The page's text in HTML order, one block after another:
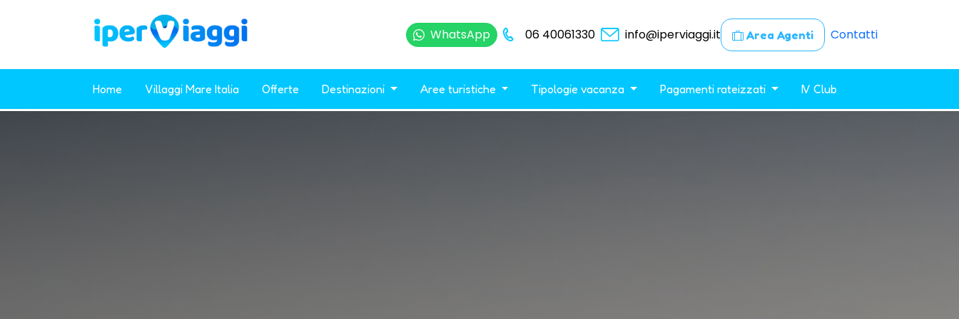
WhatsApp 06 40061330 info@iperviaggi.it Area Agenti Contatti
Home Villaggi Mare Italia Offerte Destinazioni Aree turistiche Tipologie vacanza Pagamenti rateizzati IV Club